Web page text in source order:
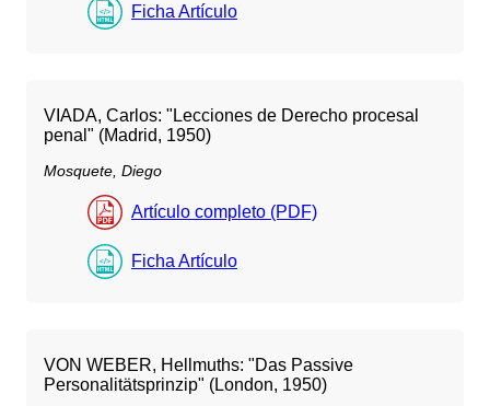
Ficha Artículo
VIADA, Carlos: "Lecciones de Derecho procesal
penal" (Madrid, 1950)
Mosquete, Diego
Artículo completo (PDF)
Ficha Artículo
VON WEBER, Hellmuths: "Das Passive
Personalitätsprinzip" (London, 1950)